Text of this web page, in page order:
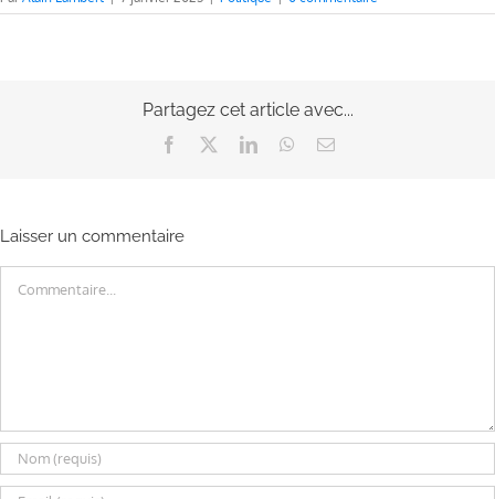
Partagez cet article avec...
Facebook LinkedInWhatsApp
Email
Laisser un commentaire